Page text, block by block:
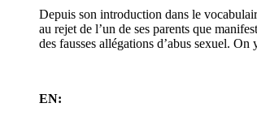
Depuis son introduction dans le
au rejet de l’un de ses parents que
des fausses allégations d’abus sexuel.
EN: